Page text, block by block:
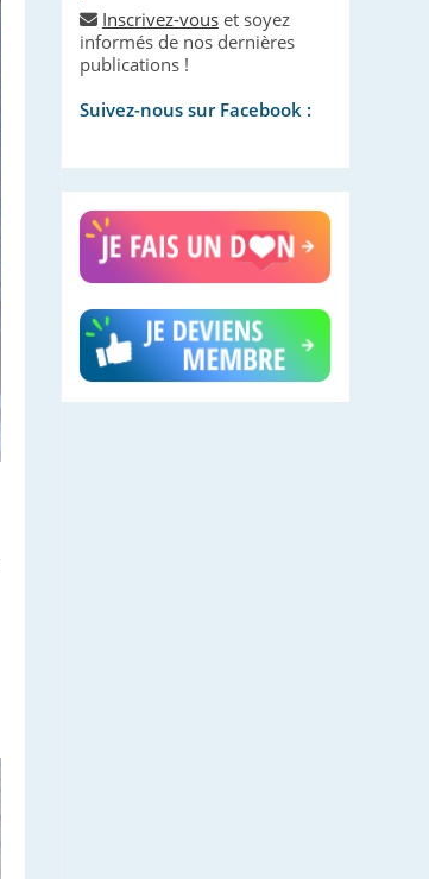
Inscrivez-vouset soyez
informés de nos dernières
publications !
Suivez-nous sur Facebook :